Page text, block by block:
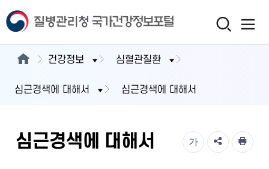
건강정보 심혈관질환
심근경색에 대해서 심근경색에 대해서
심근경색에 대해서 가